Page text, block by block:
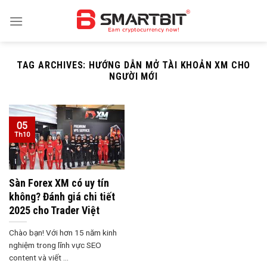
TAG ARCHIVES: HƯỚNG DẪN MỞ TÀI KHOẢN XM CHO
NGƯỜI MỚI
Sàn Forex XM có uy tín
không? Đánh giá chi tiết
2025 cho Trader Việt
Chào bạn! Với hơn 15 năm kinh
nghiệm trong lĩnh vực SEO
content và viết ...
05
Th10